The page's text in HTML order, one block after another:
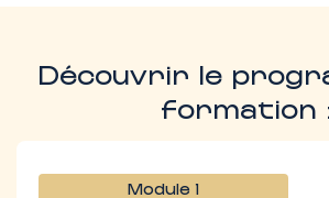
Découvrir le
formation
Module 1